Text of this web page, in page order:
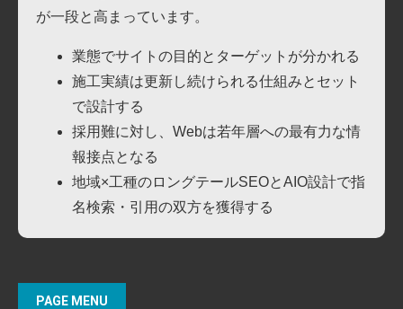
が一段と高まっています。
業態でサイトの目的とターゲットが分かれる
施工実績は更新し続けられる仕組みとセット
で設計する
採用難に対し、Webは若年層への最有力な情
報接点となる
地域×工種のロングテールSEOとAIO設計で指
名検索・引用の双方を獲得する
PAGE MENU